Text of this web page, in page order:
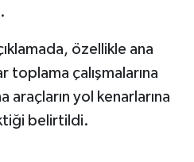
özellikle ana
çalışmalarına
araçların yol kenarlarına
belirtildi.